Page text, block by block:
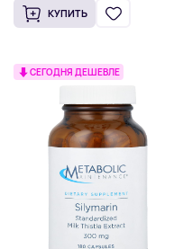
КУПИТЬ
СЕГОДНЯ ДЕШЕВЛЕ